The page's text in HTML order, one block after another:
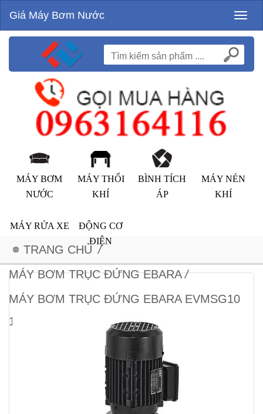
Giá Máy Bơm Nước
MÁY BƠM
NƯỚC
MÁY THỔI
KHÍ
BÌNH TÍCH
ÁP
MÁY NÉN
KHÍ
MÁY RỬA XE
ĐỘNG CƠ
ĐIỆN
TRANG CHỦ /
MÁY BƠM TRỤC ĐỨNG EBARA /
MÁY BƠM TRỤC ĐỨNG EBARA EVMSG10
15F5/5.5